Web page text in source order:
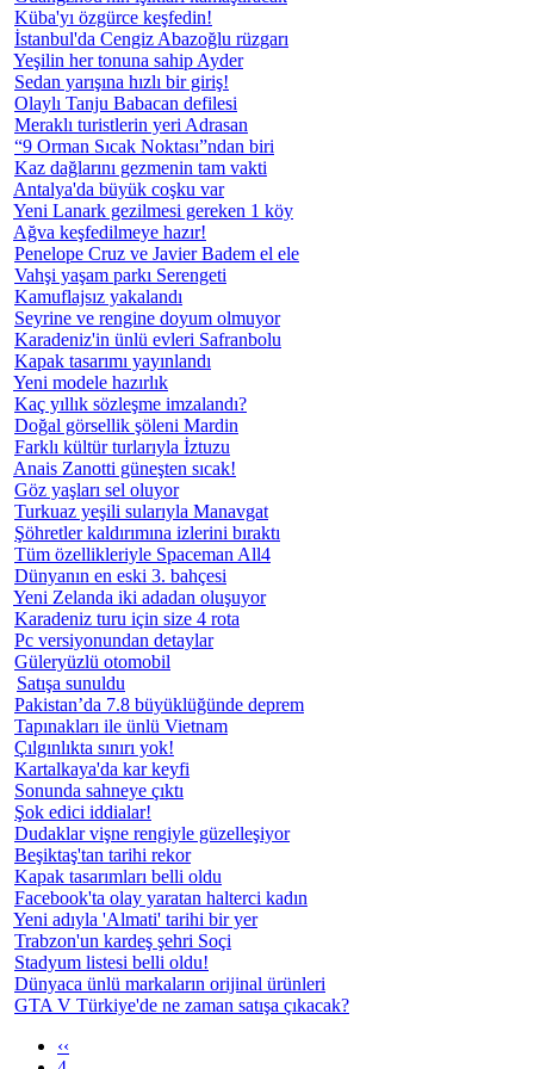
Küba'yı özgürce keşfedin!
İstanbul'da Cengiz Abazoğlu rüzgarı
Yeşilin her tonuna sahip Ayder
Sedan yarışına hızlı bir giriş!
Olaylı Tanju Babacan defilesi
Meraklı turistlerin yeri Adrasan
“9 Orman Sıcak Noktası”ndan biri
Kaz dağlarını gezmenin tam vakti
Antalya'da büyük coşku var
Yeni Lanark gezilmesi gereken 1 köy
Ağva keşfedilmeye hazır!
Penelope Cruz ve Javier Badem el ele
Vahşi yaşam parkı Serengeti
Kamuflajsız yakalandı
Seyrine ve rengine doyum olmuyor
Karadeniz'in ünlü evleri Safranbolu
Kapak tasarımı yayınlandı
Yeni modele hazırlık
Kaç yıllık sözleşme imzalandı?
Doğal görsellik şöleni Mardin
Farklı kültür turlarıyla İztuzu
Anais Zanotti güneşten sıcak!
Göz yaşları sel oluyor
Turkuaz yeşili sularıyla Manavgat
Şöhretler kaldırımına izlerini bıraktı
Tüm özellikleriyle Spaceman All4
Dünyanın en eski 3. bahçesi
Yeni Zelanda iki adadan oluşuyor
Karadeniz turu için size 4 rota
Pc versiyonundan detaylar
Güleryüzlü otomobil
Satışa sunuldu
Pakistan’da 7.8 büyüklüğünde deprem
Tapınakları ile ünlü Vietnam
Çılgınlıkta sınırı yok!
Kartalkaya'da kar keyfi
Sonunda sahneye çıktı
Şok edici iddialar!
Dudaklar vişne rengiyle güzelleşiyor
Beşiktaş'tan tarihi rekor
Kapak tasarımları belli oldu
Facebook'ta olay yaratan halterci kadın
Yeni adıyla 'Almati' tarihi bir yer
Trabzon'un kardeş şehri Soçi
Stadyum listesi belli oldu!
Dünyaca ünlü markaların orijinal ürünleri
GTA V Türkiye'de ne zaman satışa çıkacak?
‹‹